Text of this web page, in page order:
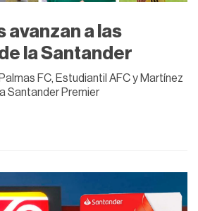
avanzan a las
la Santander
FC, Estudiantil AFC y Martínez
Santander Premier